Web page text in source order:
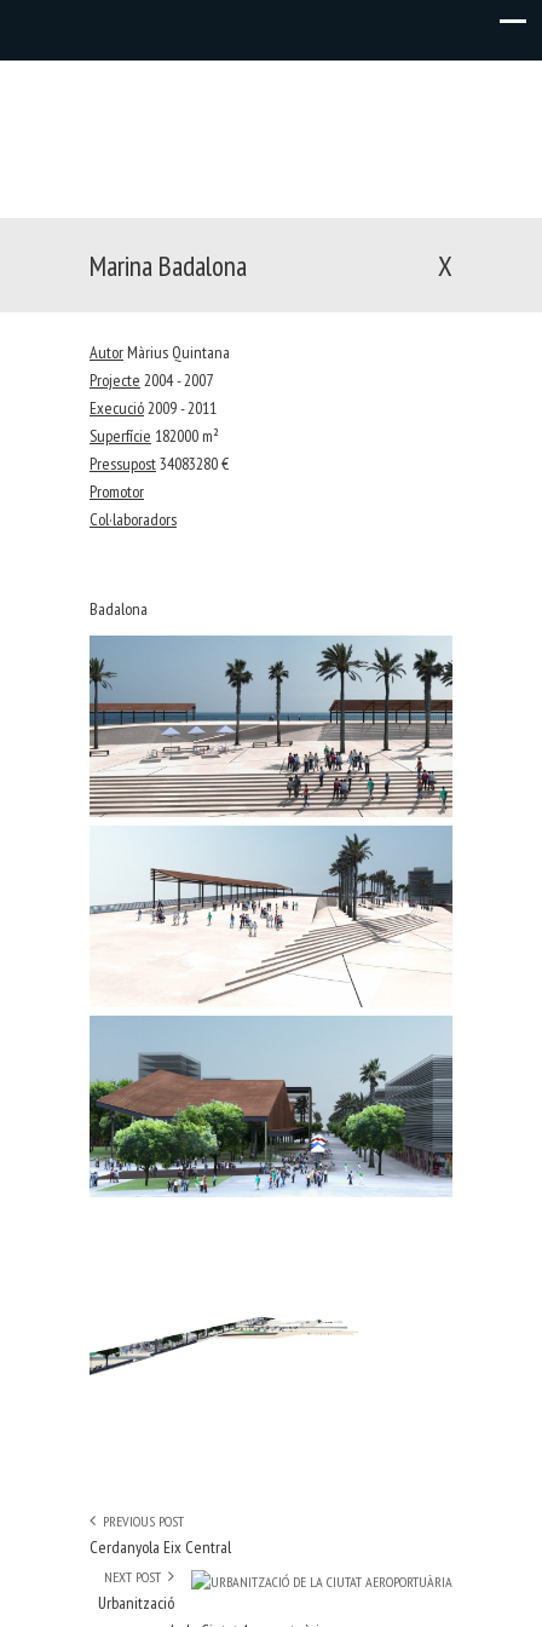
Marina Badalona X
Autor Màrius Quintana
Projecte 2004 - 2007
Execució2009 - 2011
Superfície 182000 m²
Pressupost34083280 €
Promotor
Col·laboradors
Badalona
PREVIOUS POST
Cerdanyola Eix Central
NEXT POST
Urbanització